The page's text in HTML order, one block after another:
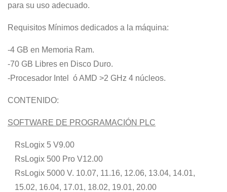
para su uso adecuado.
Requisitos Mínimos dedicados a la máquina:
-4 GB en Memoria Ram.
-70 GB Libres en Disco Duro.
-Procesador Intel ó AMD >2 GHz 4 núcleos.
CONTENIDO:
SOFTWARE DE PROGRAMACIÓN PLC
RsLogix 5 V9.00
RsLogix 500 Pro V12.00
RsLogix 5000 V. 10.07, 11.16, 12.06, 13.04, 14.01,
15.02, 16.04, 17.01, 18.02, 19.01, 20.00